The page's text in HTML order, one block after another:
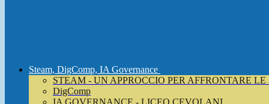
Steam, DigComp, IA Governance
STEAM - UN APPROCCIO PER AFFRONTARE
DigComp